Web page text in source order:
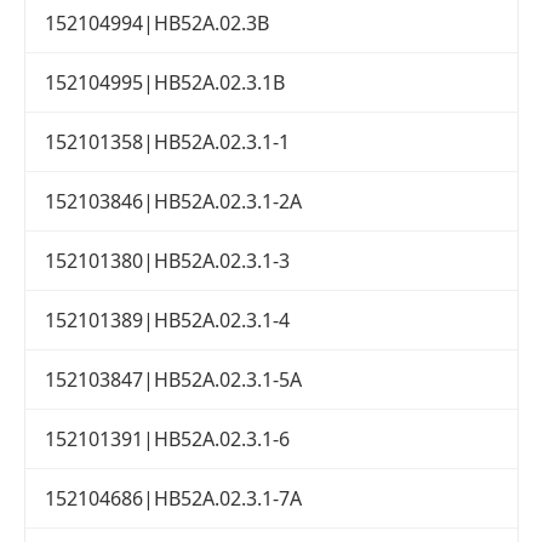
152104994|HB52A.02.3B
152104995|HB52A.02.3.1B
152101358|HB52A.02.3.1-1
152103846|HB52A.02.3.1-2A
152101380|HB52A.02.3.1-3
152101389|HB52A.02.3.1-4
152103847|HB52A.02.3.1-5A
152101391|HB52A.02.3.1-6
152104686|HB52A.02.3.1-7A